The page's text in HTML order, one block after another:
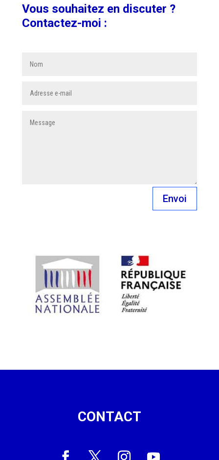
Vous souhaitez en discuter ?
Contactez-moi :
Envoi
CONTACT